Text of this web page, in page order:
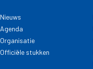
Nieuws
Agenda
Organisatie
Officiële stukken